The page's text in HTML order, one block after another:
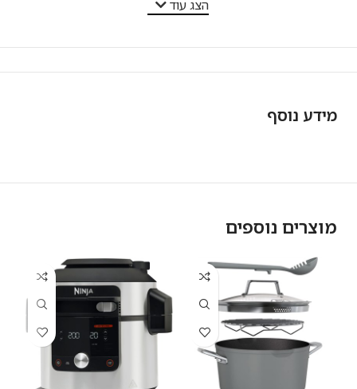
הצג עוד
מידע נוסף
מוצרים נוספים